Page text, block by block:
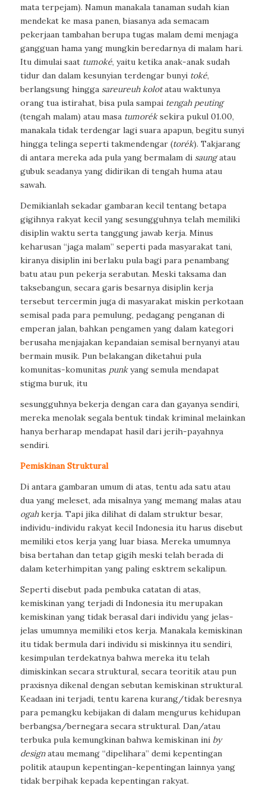
mata terpejam). Namun manakala tanaman sudah kian
mendekat ke masa panen, biasanya ada semacam
pekerjaan tambahan berupa tugas malam demi menjaga
gangguan hama yang mungkin beredarnya di malam hari.
Itu dimulai saat tumoké, yaitu ketika anak-anak sudah
tidur dan dalam kesunyian terdengar bunyi toké,
berlangsung hingga sareureuh kolotatau waktunya
orang tua istirahat, bisa pula sampai tengah peuting
(tengah malam) atau masa tumoréksekira pukul 01.00,
manakala tidak terdengar lagi suara apapun, begitu sunyi
hingga telinga seperti takmendengar (torék). Takjarang
di antara mereka ada pula yang bermalam di saungatau
gubuk seadanya yang didirikan di tengah huma atau
sawah.
Demikianlah sekadar gambaran kecil tentang betapa
gigihnya rakyat kecil yang sesungguhnya telah memiliki
disiplin waktu serta tanggung jawab kerja. Minus
keharusan “jaga malam” seperti pada masyarakat tani,
kiranya disiplin ini berlaku pula bagi para penambang
batu atau pun pekerja serabutan. Meski taksama dan
taksebangun, secara garis besarnya disiplin kerja
tersebut tercermin juga di masyarakat miskin perkotaan
semisal pada para pemulung, pedagang penganan di
emperan jalan, bahkan pengamen yang dalam kategori
berusaha menjajakan kepandaian semisal bernyanyi atau
bermain musik. Pun belakangan diketahui pula
komunitas-komunitas punkyang semula mendapat
stigma buruk, itu
sesungguhnya bekerja dengan cara dan gayanya sendiri,
mereka menolak segala bentuk tindak kriminal melainkan
hanya berharap mendapat hasil dari jerih-payahnya
sendiri.
Pemiskinan Struktural
Di antara gambaran umum di atas, tentu ada satu atau
dua yang meleset, ada misalnya yang memang malas atau
ogahkerja. Tapi jika dilihat di dalam struktur besar,
individu-individu rakyat kecil Indonesia itu harus disebut
memiliki etos kerja yang luar biasa. Mereka umumnya
bisa bertahan dan tetap gigih meski telah berada di
dalam keterhimpitan yang paling esktrem sekalipun.
Seperti disebut pada pembuka catatan di atas,
kemiskinan yang terjadi di Indonesia itu merupakan
kemiskinan yang tidak berasal dari individu yang jelas-
jelas umumnya memiliki etos kerja. Manakala kemiskinan
itu tidak bermula dari individu si miskinnya itu sendiri,
kesimpulan terdekatnya bahwa mereka itu telah
dimiskinkan secara struktural, secara teoritik atau pun
praxisnya dikenal dengan sebutan kemiskinan struktural.
Keadaan ini terjadi, tentu karena kurang/tidak beresnya
para pemangku kebijakan di dalam mengurus kehidupan
berbangsa/bernegara secara struktural. Dan/atau
terbuka pula kemungkinan bahwa kemiskinan ini by
designatau memang “dipelihara” demi kepentingan
politik ataupun kepentingan-kepentingan lainnya yang
tidak berpihak kepada kepentingan rakyat.